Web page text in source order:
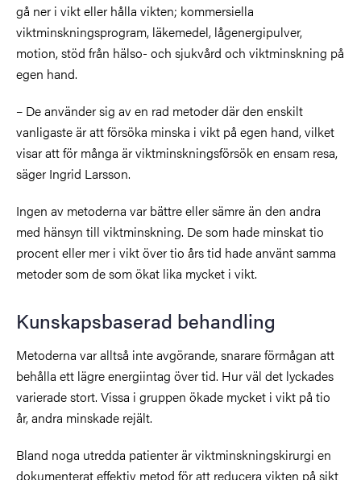
gå ner i vikt eller hålla vikten; kommersiella
viktminskningsprogram, läkemedel, lågenergipulver,
motion, stöd från hälso- och sjukvård och viktminskning på
egen hand.
– De använder sig av en rad metoder där den enskilt
vanligaste är att försöka minska i vikt på egen hand, vilket
visar att för många är viktminskningsförsök en ensam resa,
säger Ingrid Larsson.
Ingen av metoderna var bättre eller sämre än den andra
med hänsyn till viktminskning. De som hade minskat tio
procent eller mer i vikt över tio års tid hade använt samma
metoder som de som ökat lika mycket i vikt.
Kunskapsbaserad behandling
Metoderna var alltså inte avgörande, snarare förmågan att
behålla ett lägre energiintag över tid. Hur väl det lyckades
varierade stort. Vissa i gruppen ökade mycket i vikt på tio
år, andra minskade rejält.
Bland noga utredda patienter är viktminskningskirurgi en
dokumenterat effektiv metod för att reducera vikten på sikt